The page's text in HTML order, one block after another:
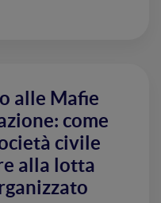
alle Mafie
come
civile
alla lotta